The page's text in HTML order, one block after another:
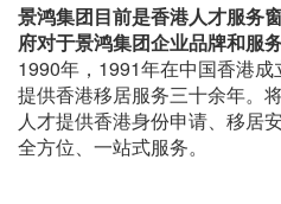
景鸿集团目前是香港人才服务
府对于景鸿集团企业品牌和服
1990年，1991年在中国香港
提供香港移居服务三十余年。
人才提供香港身份申请、移居
全方位、一站式服务。